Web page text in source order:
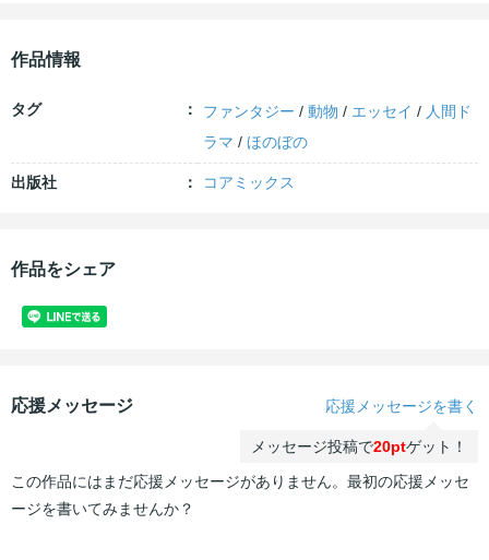
作品情報
タグ ファンタジー /動物 / エッセイ / 人間ド
ラマ /ほのぼの
出版社 コアミックス
作品をシェア
応援メッセージ 応援メッセージを書く
メッセージ投稿で20ptゲット！
この作品にはまだ応援メッセージがありません。最初の応援メッセ
ージを書いてみませんか？